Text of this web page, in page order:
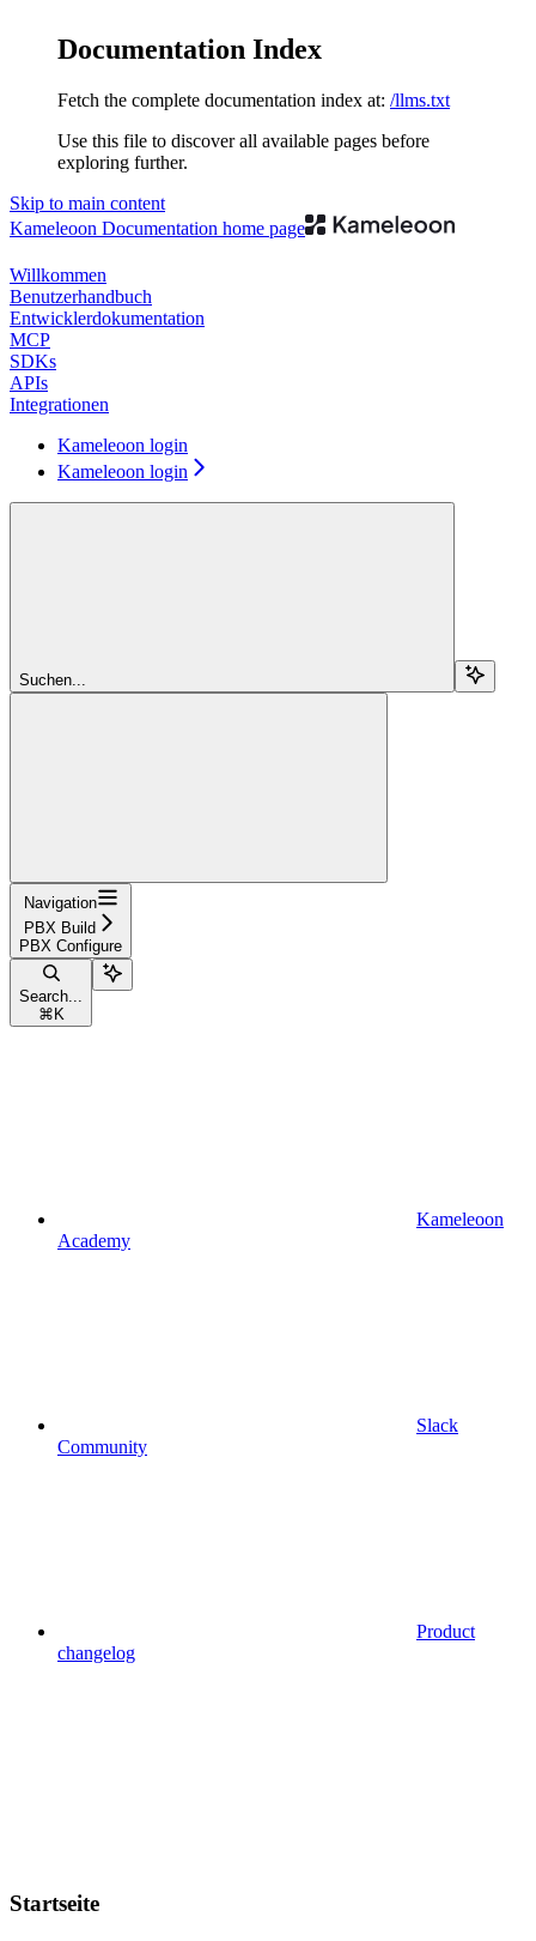
Documentation Index
Fetch the complete documentation index at: /llms.txt
Use this file to discover all available pages before
exploring further.
Skip to main content
Kameleoon Documentation home page
Willkommen
Benutzerhandbuch
Entwicklerdokumentation
MCP
SDKs
APIs
Integrationen
Kameleoon login
Kameleoon login
Suchen...
Navigation
PBX Build
PBX Configure
Search...
⌘ K
Kameleoon
Academy
Slack
Community
Product
changelog
Startseite